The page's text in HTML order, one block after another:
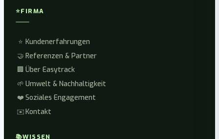
⭐FIRMA
⭐ Kundenerfahrungen
🤝 Referenzen & Partner
🏢 Über Easytrack
🌱 Umwelt & Nachhaltigkeit
❤️ Soziales Engagement
✉️Kontakt
📚WISSEN